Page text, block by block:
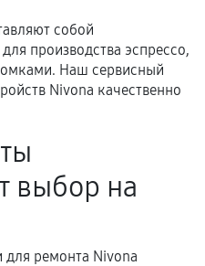
с датой, перечнем
комплектующие
собой
производства эспрессо,
Наш сервисный
Nivona качественно
выбор на
ремонта Nivona